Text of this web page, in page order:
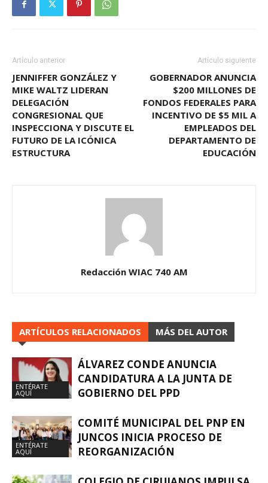
Artículo anterior
JENNIFFER GONZÁLEZ Y
MIKE WALTZ LIDERAN
DELEGACIÓN
CONGRESIONAL QUE
INSPECCIONA Y DISCUTE EL
FUTURO DE LA ICÓNICA
ESTRUCTURA
Artículo siguiente
GOBERNADOR ANUNCIA
$200 MILLONES DE
FONDOS FEDERALES PARA
INCENTIVO DE $5 MIL A
EMPLEADOS DEL
DEPARTAMENTO DE
EDUCACIÓN
Redacción WIAC 740 AM
ARTÍCULOS RELACIONADOS MÁS DEL AUTOR
ENTÉRATE
AQUÍ
ÁLVAREZ CONDE ANUNCIA
CANDIDATURA A LA JUNTA DE
GOBIERNO DEL PPD
ENTÉRATE
AQUÍ
COMITÉ MUNICIPAL DEL PNP EN
JUNCOS INICIA PROCESO DE
REORGANIZACIÓN